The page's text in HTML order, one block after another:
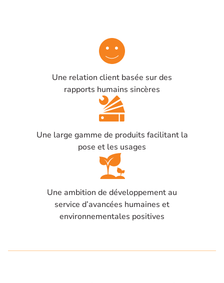
Une relation client basée sur des
rapports humains sincères
Une large gamme de produits facilitant la
pose et les usages
Une ambition de développement au
service d’avancées humaines et
environnementales positives